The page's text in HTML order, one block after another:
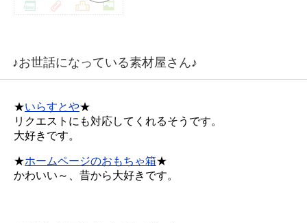
♪お世話になっている素材屋さん♪
★いらすとや★
リクエストにも対応してくれるそうです。
大好きです。
★ホームページのおもちゃ箱★
かわいい～、昔から大好きです。